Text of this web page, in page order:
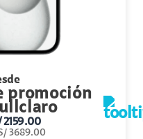
2159.00
3689.00